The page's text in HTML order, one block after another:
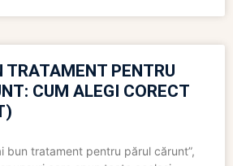
TRATAMENT PENTRU
CUM ALEGI CORECT
bun tratament pentru părul cărunt”,